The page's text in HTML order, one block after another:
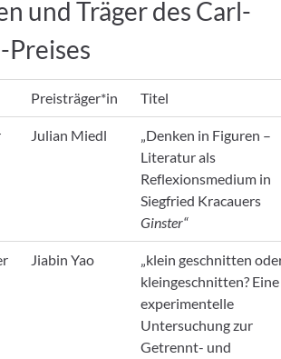
und Träger des Carl-
Preises
Preisträger*in Titel
Julian Miedl
„Denken in Figuren –
Literatur als
Reflexionsmedium in
Siegfried Kracauers
Ginster“
Jiabin Yao
„klein geschnitten
kleingeschnitten? Eine
experimentelle
Untersuchung zur
Getrennt- und